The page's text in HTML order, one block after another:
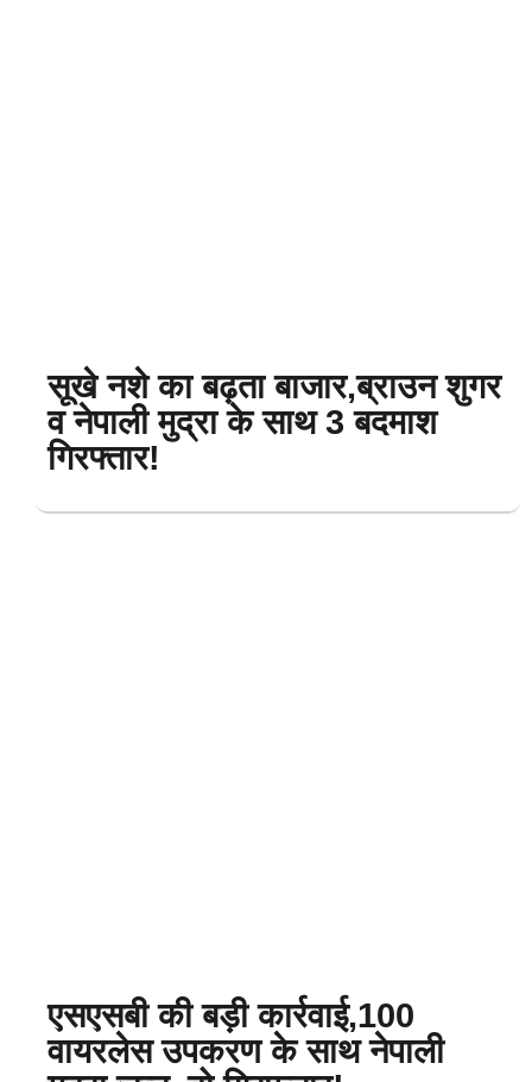
सूखे नशे का बढ़ता बाजार,ब्राउन शुगर
व नेपाली मुद्रा के साथ 3 बदमाश
गिरफ्तार!
एसएसबी की बड़ी कार्रवाई,100
वायरलेस उपकरण के साथ नेपाली